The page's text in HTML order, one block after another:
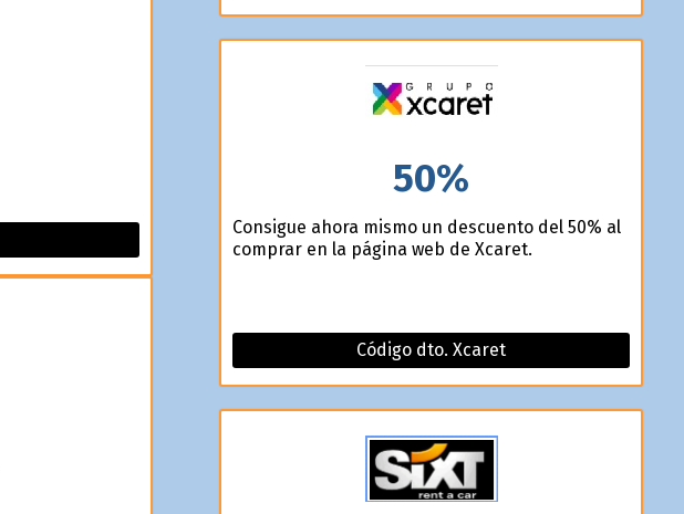
50%
Consigue ahora mismo un descuento del 50% al
comprar en la página web de Xcaret.
Código dto. Xcaret